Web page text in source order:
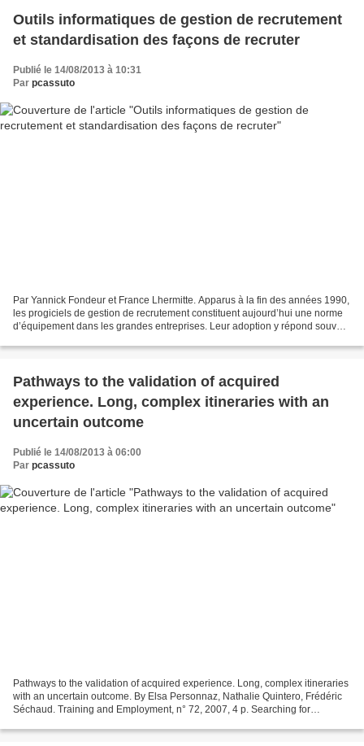
Outils informatiques de gestion de recrutement
et standardisation des façons de recruter
Publié le 14/08/2013 à 10:31
Par pcassuto
Par Yannick Fondeur et France Lhermitte. Apparus à la fin des années 1990,
les progiciels de gestion de recrutement constituent aujourd’hui une norme
d’équipement dans les grandes entreprises. Leur adoption y répond souvent
Pathways to the validation of acquired
experience. Long, complex itineraries with an
uncertain outcome
Publié le 14/08/2013 à 06:00
Par pcassuto
Pathways to the validation of acquired experience. Long, complex itineraries
with an uncertain outcome. By Elsa Personnaz, Nathalie Quintero, Frédéric
Séchaud. Training and Employment, n° 72, 2007, 4 p. Searching for